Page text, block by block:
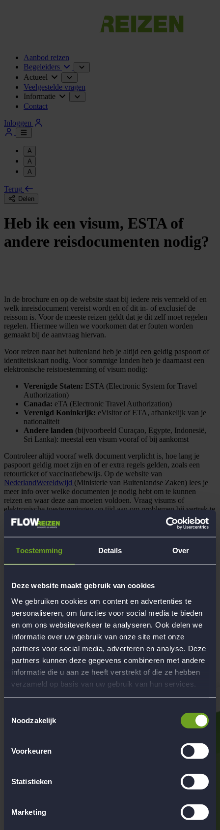
Toestemming Details Over
Deze website maakt gebruik van cookies
We gebruiken cookies om content en advertenties te
personaliseren, om functies voor social media te bieden
en om ons websiteverkeer te analyseren. Ook delen we
informatie over uw gebruik van onze site met onze
partners voor social media, adverteren en analyse. Deze
partners kunnen deze gegevens combineren met andere
informatie die u aan ze heeft verstrekt of die ze hebben
verzameld op basis van uw gebruik van hun services.
Noodzakelijk
Voorkeuren
Statistieken
Marketing
Aanbod reizen
Begeleiders
Actueel
Veelgestelde vragen
Informatie
Contact
Inloggen
A
A
A
Terug
Delen
Heb ik een visum, ESTA of
andere reisdocumenten nodig?
In de brochure en op de website staat bij iedere reis vermeld of en
welk inreisdocument vereist wordt en of dit in- of exclusief de
reissom is. Voor de meeste reizen geldt dat je dit zelf moet regelen
regelen. Hiermee willen we voorkomen dat er fouten worden
gemaakt bij de aanvraag hiervan.
Voor reizen naar het buitenland heb je altijd een geldig paspoort of
identiteitskaart nodig. Voor sommige landen heb je daarnaast een
elektronische reistoestemming of visum nodig:
Verenigde Staten: ESTA (Electronic System for Travel
Authorization)
Canada: eTA (Electronic Travel Authorization)
Verenigd Koninkrijk: eVisitor of ETA, afhankelijk van je
nationaliteit
Andere landen (bijvoorbeeld Curaçao, Egypte, Indonesië,
Sri Lanka): meestal een visum vooraf of bij aankomst
Controleer altijd vooraf welk document verplicht is, hoe lang je
paspoort geldig moet zijn en of er extra regels gelden, zoals een
retourticket of vaccinatiebewijs. Op de website van
NederlandWereldwijd (Ministerie van Buitenlandse Zaken) lees je
meer info over welke documenten je nodig hebt om te kunnen
reizen en waar deze aan moeten voldoen. Vraag visums of
elektronische toestemmingen op tijd aan om problemen bij vertrek te
voorkomen.
Niet het antwoord gevonden?
Stel ons een vraag
Begeleiding
Werken bij Flow Reizen
Hoofdkantoor Flow Reizen
Contact